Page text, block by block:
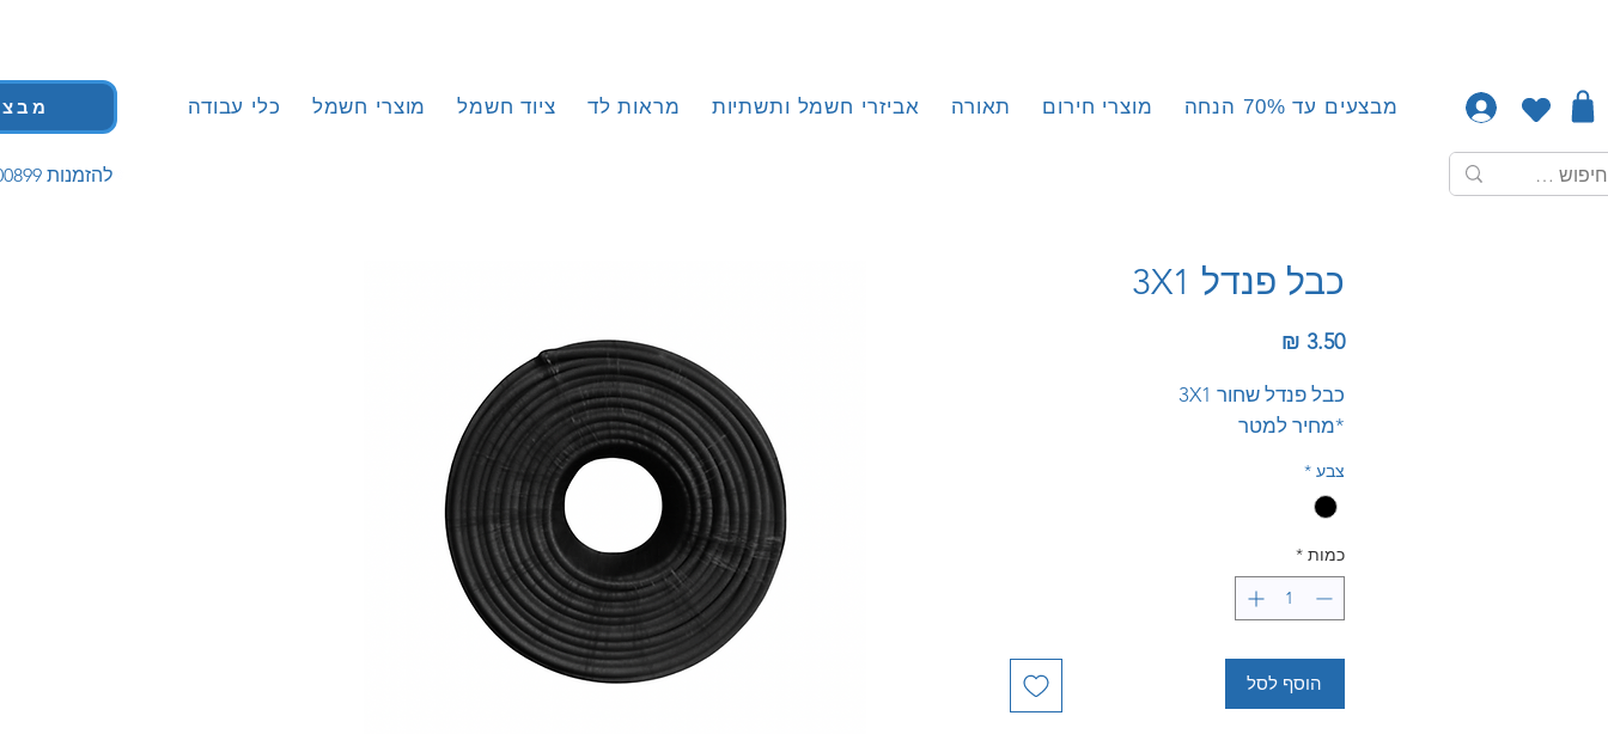
| 058-5200899 להזמנות
כלי עבודה מוצרי חשמל ציוד חשמל מראות לד אביזרי חשמל ותשתיות תאורה מוצרי חירום מבצעים עד 70% הנחה
כבל פנדל 3X1
‏3.50 ‏₪
כבל פנדל שחור 3X1
*מחיר למטר
צבע *
כמות *
הוסף לסל